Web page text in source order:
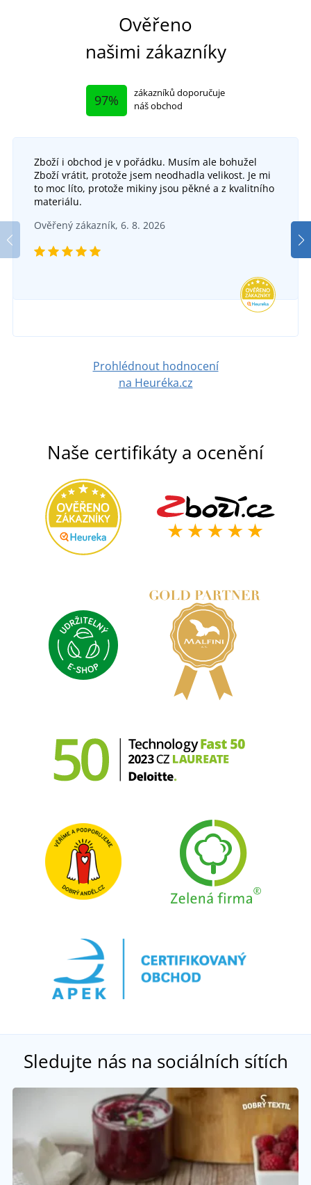
Ověřeno
našimi zákazníky
97%
zákazníků doporučuje
náš obchod
Zboží i obchod je v pořádku. Musím ale bohužel
Zboží vrátit, protože jsem neodhadla velikost. Je mi
to moc líto, protože mikiny jsou pěkné a z kvalitního
materiálu.
Ověřený zákazník, 6. 8. 2026
Prohlédnout hodnocení
na Heuréka.cz
Naše certifikáty a ocenění
Sledujte nás na sociálních sítích